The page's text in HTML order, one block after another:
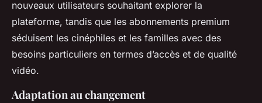
nouveaux utilisateurs souhaitant explorer la
plateforme, tandis que les abonnements premium
séduisent les cinéphiles et les familles avec des
besoins particuliers en termes d’accès et de qualité
vidéo.
Adaptation au changement